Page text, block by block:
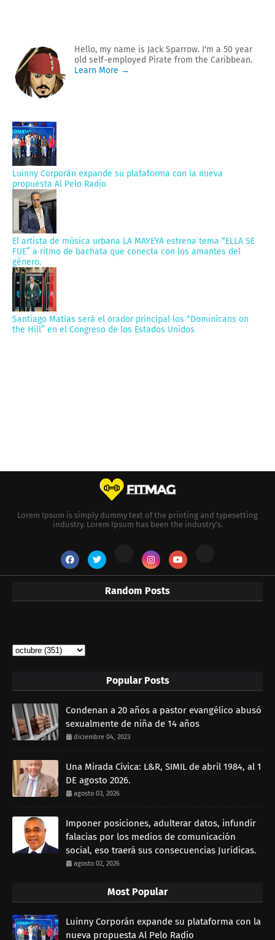
Hello, my name is Jack Sparrow. I'm a 50 year
old self-employed Pirate from the Caribbean.
Learn More →
Luinny Corporán expande su plataforma con la nueva
propuesta Al Pelo Radio
El artista de música urbana LA MAYEYA estrena tema “ELLA SE
FUE” a ritmo de bachata que conecta con los amantes del
género.
Santiago Matías será el orador principal los “Dominicans on
the Hill” en el Congreso de los Estados Unidos
Lorem Ipsum is simply dummy text of the printing and typesetting
industry. Lorem Ipsum has been the industry's.
Random Posts
Popular Posts
Condenan a 20 años a pastor evangélico abusó
sexualmente de niña de 14 años
diciembre 04, 2023
Una Mirada Cívica: L&R, SIMIL de abril 1984, al 1
DE agosto 2026.
agosto 03, 2026
Imponer posiciones, adulterar datos, infundir
falacias por los medios de comunicación
social, eso traerá sus consecuencias Jurídicas.
agosto 02, 2026
Most Popular
Luinny Corporán expande su plataforma con la
nueva propuesta Al Pelo Radio